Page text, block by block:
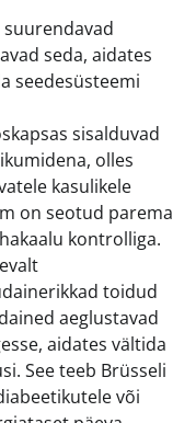
seda, aidates
seedesüsteemi
sisalduvad
olles
kasulikele
on seotud parema
kontrolliga.
toidud
aeglustavad
aidates vältida
See teeb Brüsseli
või